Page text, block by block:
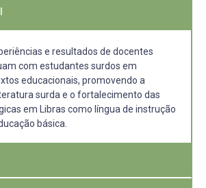
e resultados de docentes
com estudantes surdos em
educacionais, promovendo a
surda e o fortalecimento das
em Libras como língua de instrução
básica.